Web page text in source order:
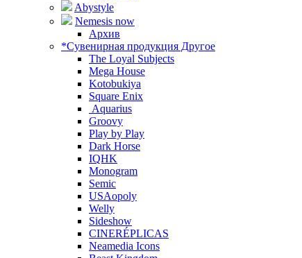
Abystyle
Nemesis now
Архив
*Сувенирная продукция Другое
The Loyal Subjects
Mega House
Kotobukiya
Square Enix
Aquarius
Groovy
Play by Play
Dark Horse
IQHK
Monogram
Semic
USAopoly
Welly
Sideshow
CINERÉPLICAS
Neamedia Icons